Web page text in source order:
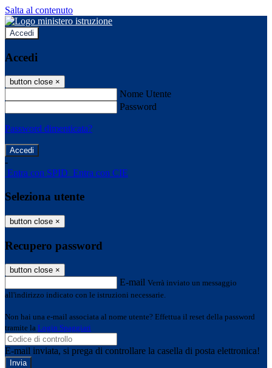
Salta al contenuto
Accedi
Accedi
button close ×
Nome Utente
Password
Password dimenticata?
-
Entra con SPID Entra con CIE
Seleziona utente
button close ×
Recupero password
button close ×
E-mail Verrà inviato un messaggio
all'indirizzo indicato con le istruzioni necessarie.
Non hai una e-mail associata al nome utente? Effettua il reset della password
tramite la Login Spaggiari
E-mail inviata, si prega di controllare la casella di posta elettronica!